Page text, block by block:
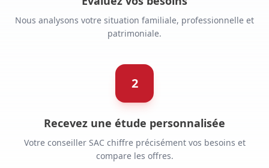
Nous analysons votre situation familiale, professionnelle et
patrimoniale.
2
Recevez une étude personnalisée
Votre conseiller SAC chiffre précisément vos besoins et
compare les offres.